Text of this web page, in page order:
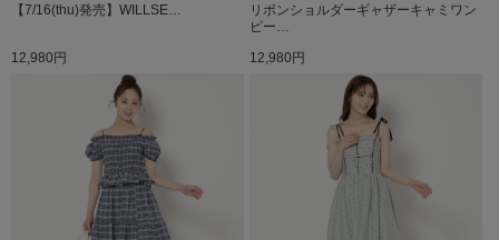
【7/16(thu)発売】WILLSE…
12,980円
リボンショルダーギャザーキャミワン
ピー…
12,980円